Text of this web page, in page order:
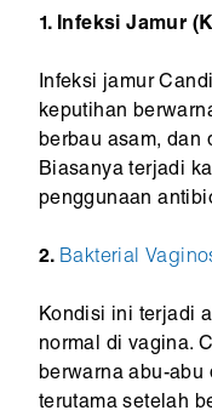
1. Infeksi Jamur
Infeksi jamur
keputihan
berbau asam, dan
Biasanya terjadi
penggunaan
2. Bakterial
Kondisi ini terjadi
normal di vagina.
berwarna abu-abu
terutama setelah